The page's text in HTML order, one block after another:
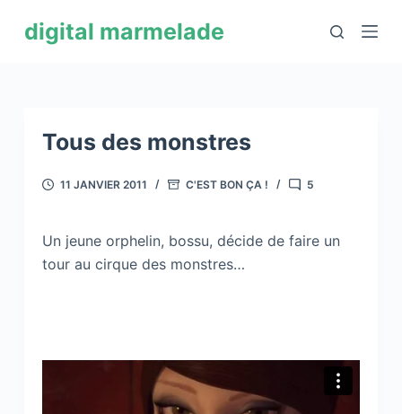
digital marmelade
Tous des monstres
11 JANVIER 2011 C'EST BON ÇA ! 5
Un jeune orphelin, bossu, décide de faire un
tour au cirque des monstres…